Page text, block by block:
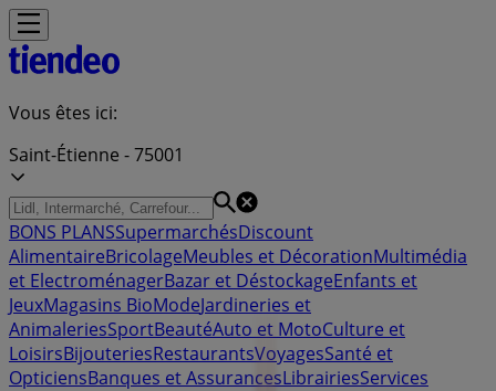
Vous êtes ici:
Saint-Étienne - 75001
BONS PLANSSupermarchésDiscount
AlimentaireBricolageMeubles et DécorationMultimédia
et ElectroménagerBazar et DéstockageEnfants et
JeuxMagasins BioModeJardineries et
AnimaleriesSportBeautéAuto et MotoCulture et
LoisirsBijouteriesRestaurantsVoyagesSanté et
OpticiensBanques et AssurancesLibrairiesServices